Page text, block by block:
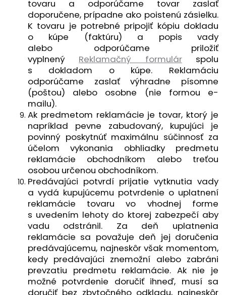
tovaru a odporúčame tovar zaslať
doporučene, prípadne ako poistenú zásielku.
K tovaru je potrebné pripojiť kópiu dokladu
o kúpe (faktúru) a popis vady
alebo odporúčame priložiť
vyplnený Reklamačný formulárspolu
s dokladom o kúpe. Reklamáciu
odporúčame zaslať výhradne písomne
(poštou) alebo osobne (nie formou e-
mailu).
Ak predmetom reklamácie je tovar, ktorý je
napríklad pevne zabudovaný, kupujúci je
povinný poskytnúť maximálnu súčinnosť za
účelom vykonania obhliadky predmetu
reklamácie obchodníkom alebo treťou
osobou určenou obchodníkom.
Predávajúci potvrdí prijatie vytknutia vady
a vydá kupujúcemu potvrdenie o uplatnení
reklamácie tovaru vo vhodnej forme
s uvedením lehoty do ktorej zabezpečí aby
vadu odstránil. Za deň uplatnenia
reklamácie sa považuje deň jej doručenia
predávajúcemu, najneskôr však momentom,
kedy predávajúci znemožní alebo zabráni
prevzatiu predmetu reklamácie. Ak nie je
možné potvrdenie doručiť ihneď, musí sa